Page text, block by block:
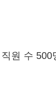
원 수 500